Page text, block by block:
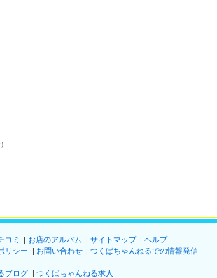
コミ お店のアルバム サイトマップ
ヘルプ
リシー お問い合わせ つくばちゃんねるでの情報発信
ブログ つくばちゃんねる求人